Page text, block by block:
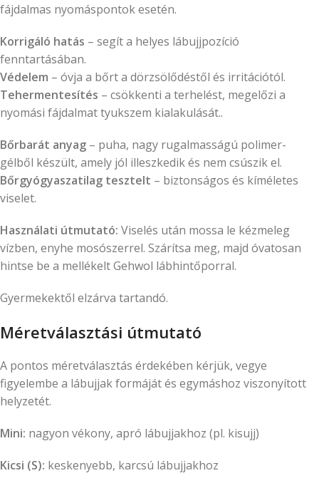
fájdalmas nyomáspontok esetén.
Korrigáló hatás – segít a helyes lábujjpozíció
fenntartásában.
Védelem – óvja a bőrt a dörzsölődéstől és irritációtól.
Tehermentesítés – csökkenti a terhelést, megelőzi a
nyomási fájdalmat tyukszem kialakulását..
Bőrbarát anyag – puha, nagy rugalmasságú polimer-
gélből készült, amely jól illeszkedik és nem csúszik el.
Bőrgyógyaszatilag tesztelt – biztonságos és kíméletes
viselet.
Használati útmutató: Viselés után mossa le kézmeleg
vízben, enyhe mosószerrel. Szárítsa meg, majd óvatosan
hintse be a mellékelt Gehwol lábhintőporral.
Gyermekektől elzárva tartandó.
Méretválasztási útmutató
A pontos méretválasztás érdekében kérjük, vegye
figyelembe a lábujjak formáját és egymáshoz viszonyított
helyzetét.
Mini: nagyon vékony, apró lábujjakhoz (pl. kisujj)
Kicsi (S): keskenyebb, karcsú lábujjakhoz